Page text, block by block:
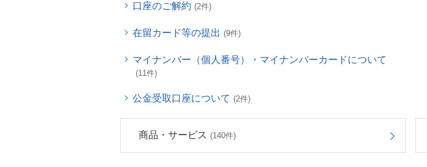
口座のご解約 (2件)
在留カード等の提出 (9件)
マイナンバー（個人番号）・マイナンバーカードについて
(11件)
公金受取口座について (2件)
商品・サービス (140件)